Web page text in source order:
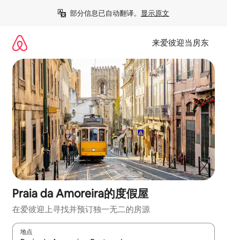
部分信息已自动翻译。 显示原文
来爱彼迎当房东
Praia da Amoreira的度假屋
在爱彼迎上寻找并预订独一无二的房源
地点